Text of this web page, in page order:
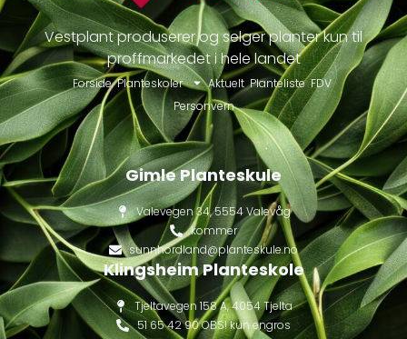
Vestplant produserer og selger planter kun til
proffmarkedet i hele landet
Forside Planteskoler Aktuelt Planteliste FDV
Personvern
Gimle Planteskule
Valevegen 34, 5554 Valevåg
kommer
sunnhordland@planteskule.no
Klingsheim Planteskole
Tjeltavegen 158 A, 4054 Tjelta
51 65 42 90 OBS! kun engros